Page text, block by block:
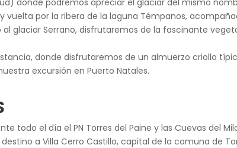
donde podremos apreciar el glaciar del mismo
por la ribera de la laguna Témpanos,
glaciar Serrano, disfrutaremos de la fascinante
donde disfrutaremos de un almuerzo criollo
excursión en Puerto Natales.
todo el día el PN Torres del Paine y las Cuevas del
a Villa Cerro Castillo, capital de la comuna de